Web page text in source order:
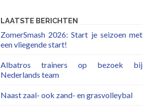
LAATSTE BERICHTEN
ZomerSmash 2026: Start je seizoen met
een vliegende start!
Albatros trainers op bezoek bij
Nederlands team
Naast zaal- ook zand- en grasvolleybal